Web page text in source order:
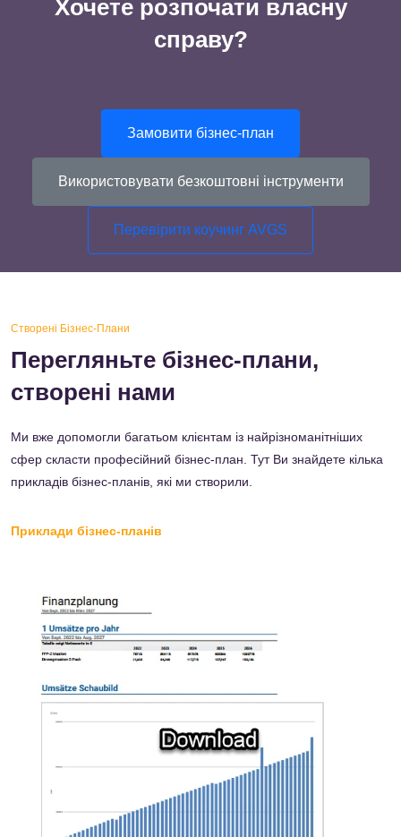
Хочете розпочати власну
справу?
Замовити бізнес-план
Використовувати безкоштовні інструменти
Перевірити коучинг AVGS
Створені Бізнес-Плани
Перегляньте бізнес-плани,
створені нами
Ми вже допомогли багатьом клієнтам із найрізноманітніших
сфер скласти професійний бізнес-план. Тут Ви знайдете кілька
прикладів бізнес-планів, які ми створили.
Приклади бізнес-планів